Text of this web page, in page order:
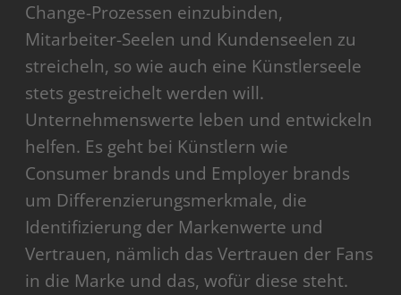
Change-Prozessen einzubinden,
Mitarbeiter-Seelen und Kundenseelen zu
streicheln, so wie auch eine Künstlerseele
stets gestreichelt werden will.
Unternehmenswerte leben und entwickeln
helfen. Es geht bei Künstlern wie
Consumer brands und Employer brands
um Differenzierungsmerkmale, die
Identifizierung der Markenwerte und
Vertrauen, nämlich das Vertrauen der Fans
in die Marke und das, wofür diese steht.